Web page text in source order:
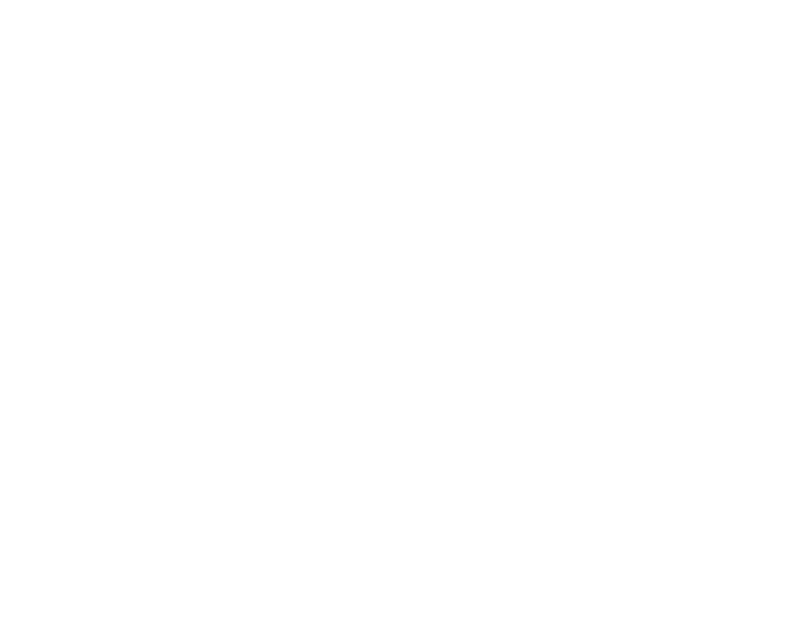
费开通！开通后1、每天签到街拍币免费领；
费开通！开通后1、每天签到街拍币免费领；